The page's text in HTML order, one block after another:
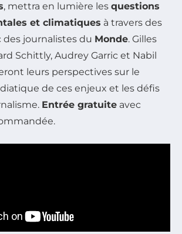
, mettra en lumière les questions
et climatiques à travers des
des journalistes du Monde. Gilles
Schittly, Audrey Garric et Nabil
leurs perspectives sur le
de ces enjeux et les défis
Entrée gratuite avec